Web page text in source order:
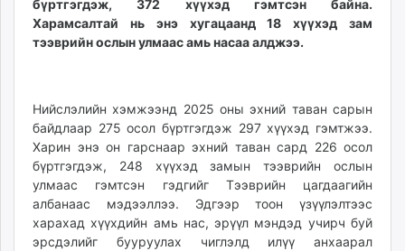
бүртгэгдэж, 372 хүүхэд гэмтсэн байна.
Харамсалтай нь энэ хугацаанд 18 хүүхэд зам
тээврийн ослын улмаас амь насаа алджээ.
Нийслэлийн хэмжээнд 2025 оны эхний таван сарын
байдлаар 275 осол бүртгэгдэж 297 хүүхэд гэмтжээ.
Харин энэ он гарснаар эхний таван сард 226 осол
бүртгэгдэж, 248 хүүхэд замын тээврийн ослын
улмаас гэмтсэн гэдгийг Тээврийн цагдаагийн
албанаас мэдээллээ. Эдгээр тоон үзүүлэлтээс
харахад хүүхдийн амь нас, эрүүл мэндэд учирч буй
эрсдэлийг бууруулах чиглэлд илүү анхаарал